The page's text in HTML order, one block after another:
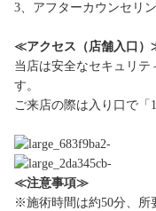
3、アフターカウンセリ
≪アクセス（店舗入口
当店は安全なセキュリテ
す。
ご来店の際は入り口で「
≪注意事項≫
※施術時間は約50分、所